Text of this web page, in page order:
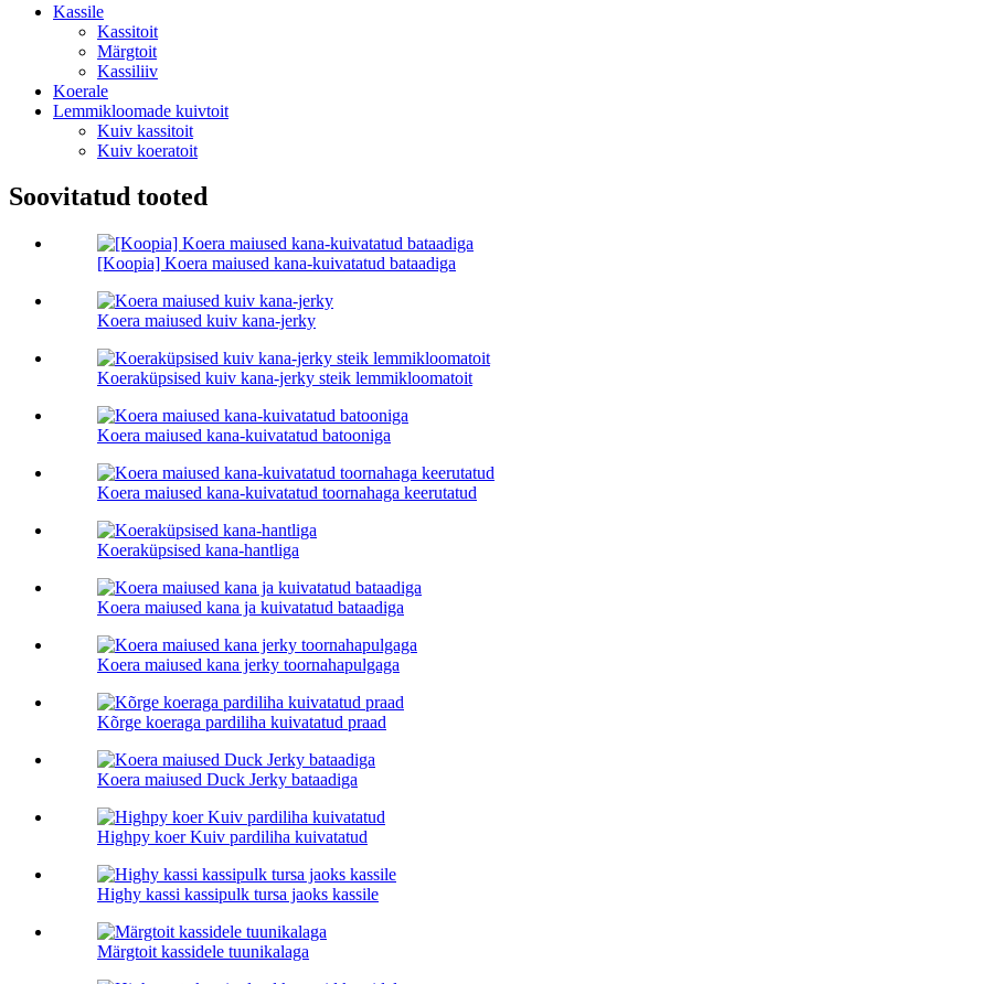
Kassile
Kassitoit
Märgtoit
Kassiliiv
Koerale
Lemmikloomade kuivtoit
Kuiv kassitoit
Kuiv koeratoit
Soovitatud tooted
[Koopia] Koera maiused kana-kuivatatud bataadiga
Koera maiused kuiv kana-jerky
Koeraküpsised kuiv kana-jerky steik lemmikloomatoit
Koera maiused kana-kuivatatud batooniga
Koera maiused kana-kuivatatud toornahaga keerutatud
Koeraküpsised kana-hantliga
Koera maiused kana ja kuivatatud bataadiga
Koera maiused kana jerky toornahapulgaga
Kõrge koeraga pardiliha kuivatatud praad
Koera maiused Duck Jerky bataadiga
Highpy koer Kuiv pardiliha kuivatatud
Highy kassi kassipulk tursa jaoks kassile
Märgtoit kassidele tuunikalaga